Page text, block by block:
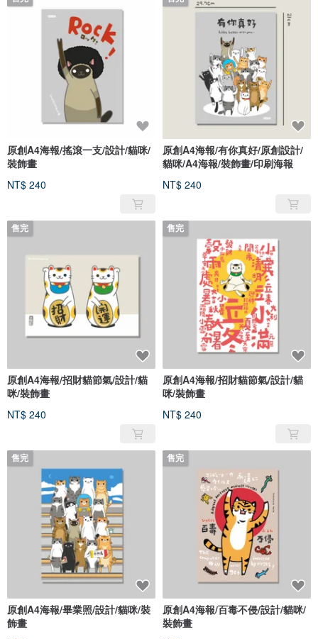
原創A4海報/搖滾一支/設計/貓咪/
裝飾畫
NT$ 240
原創A4海報/有你真好/原創設計/
貓咪/A4海報/裝飾畫/印刷海報
NT$ 240
售完
原創A4海報/招財貓節氣/設計/貓
咪/裝飾畫
NT$ 240
售完
原創A4海報/招財貓節氣/設計/貓
咪/裝飾畫
NT$ 240
售完
原創A4海報/畢業照/設計/貓咪/裝
飾畫
售完
原創A4海報/百毒不侵/設計/貓咪/
裝飾畫